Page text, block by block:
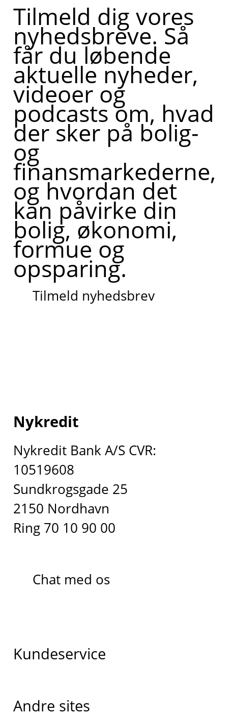
Tilmeld dig vores
nyhedsbreve. Så
får du løbende
aktuelle nyheder,
videoer og
podcasts om, hvad
der sker på bolig-
og
finansmarkederne,
og hvordan det
kan påvirke din
bolig, økonomi,
formue og
opsparing.
Tilmeld nyhedsbrev
Nykredit
Nykredit Bank A/S CVR:
10519608
Sundkrogsgade 25
2150 Nordhavn
Ring 70 10 90 00
Chat med os
Kundeservice
Andre sites